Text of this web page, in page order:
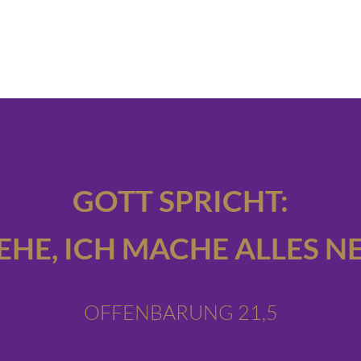
GOTT SPRICHT:
ICH MACHE ALLES
OFFENBARUNG 21,5